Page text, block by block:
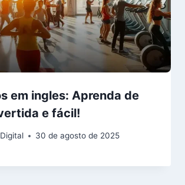
em ingles: Aprenda de
e fácil!
30 de agosto de 2025